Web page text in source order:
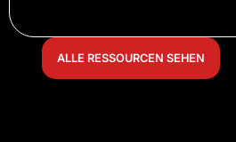
ALLE RESSOURCEN SEHEN